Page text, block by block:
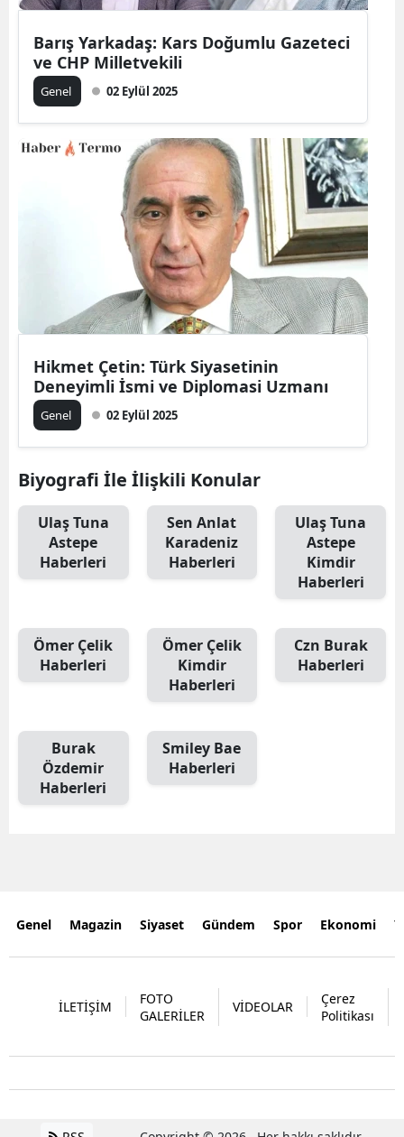
Barış Yarkadaş: Kars Doğumlu Gazeteci
ve CHP Milletvekili
Genel 02 Eylül 2025
Hikmet Çetin: Türk Siyasetinin
Deneyimli İsmi ve Diplomasi Uzmanı
Genel 02 Eylül 2025
Biyografi İle İlişkili Konular
Ulaş Tuna
Astepe
Haberleri
Sen Anlat
Karadeniz
Haberleri
Ulaş Tuna
Astepe
Kimdir
Haberleri
Ömer Çelik
Haberleri
Ömer Çelik
Kimdir
Haberleri
Czn Burak
Haberleri
Burak
Özdemir
Haberleri
Smiley Bae
Haberleri
Genel Magazin Siyaset Gündem Spor Ekonomi
İLETİŞİM
FOTO
GALERİLER
VİDEOLAR
Çerez
Politikası